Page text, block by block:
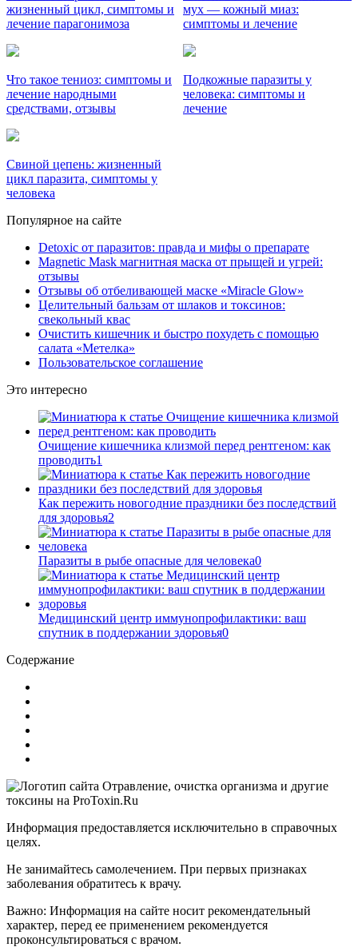
жизненный цикл, симптомы и
лечение парагонимоза
мух — кожный миаз:
симптомы и лечение
Что такое тениоз: симптомы и
лечение народными
средствами, отзывы
Подкожные паразиты у
человека: симптомы и
лечение
Свиной цепень: жизненный
цикл паразита, симптомы у
человека
Популярное на сайте
Detoxic от паразитов: правда и мифы о препарате
Magnetic Mask магнитная маска от прыщей и угрей:
отзывы
Отзывы об отбеливающей маске «Miracle Glow»
Целительный бальзам от шлаков и токсинов:
свекольный квас
Очистить кишечник и быстро похудеть с помощью
салата «Метелка»
Пользовательское соглашение
Это интересно
Очищение кишечника клизмой перед рентгеном: как
проводить1
Как пережить новогодние праздники без последствий
для здоровья2
Паразиты в рыбе опасные для человека0
Медицинский центр иммунопрофилактики: ваш
спутник в поддержании здоровья0
Содержание
Информация предоставляется исключительно в справочных
целях.
Не занимайтесь самолечением. При первых признаках
заболевания обратитесь к врачу.
Важно: Информация на сайте носит рекомендательный
характер, перед ее применением рекомендуется
проконсультироваться с врачом.